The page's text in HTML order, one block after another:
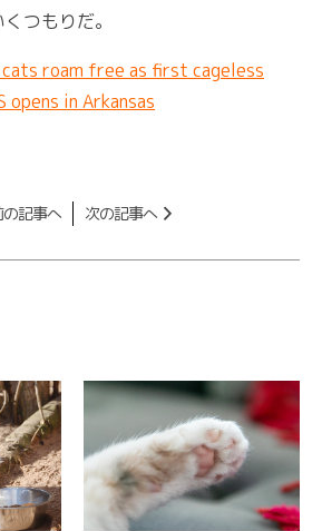
つもりだ。
cats roam free as first cageless
opens in Arkansas
の記事へ 次の記事へ